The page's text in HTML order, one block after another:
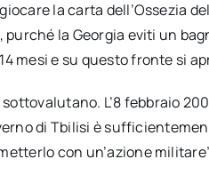
la carta dell’Ossezia
purché la Georgia eviti un
mesi e su questo fronte si
L’8 febbraio
di Tbilisi è
con un’azione